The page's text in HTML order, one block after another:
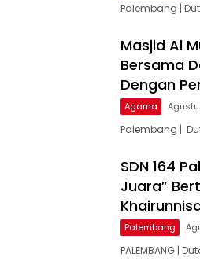
Palembang |
Masjid Al
Bersama
Dengan
Agama
Palembang |
SDN 164
Juara”
Palembang
PALEMBANG |